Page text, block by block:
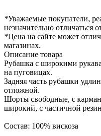
*Уважаемые покупатели,
незначительно отличаться
*Цена на сайте может
магазинах.
Описание товара
Рубашка с широкими
на пуговицах.
Задняя часть рубашки
отложной.
Шорты свободные, с
широкий, с частичной
Состав: 100% вискоза